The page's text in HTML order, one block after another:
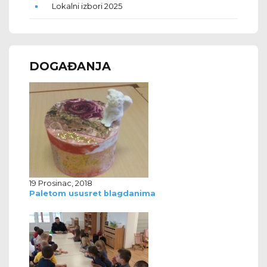
Lokalni izbori 2025
DOGAĐANJA
19 Prosinac, 2018
Paletom ususret blagdanima